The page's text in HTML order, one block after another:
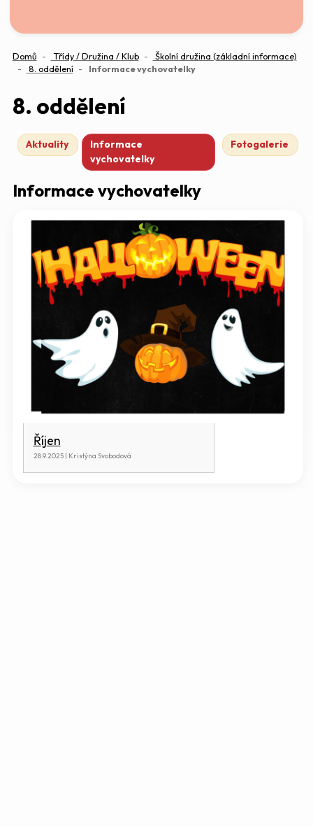
Domů Třídy / Družina / Klub
Školní družina (základní informace)
8. oddělení
Informace vychovatelky(aktuální)
8. oddělení
Aktuality
Informace
vychovatelky
Fotogalerie
Informace vychovatelky
Říjen
28.9.2025 | Kristýna Svobodová